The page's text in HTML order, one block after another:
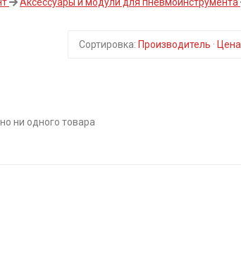
Сортировка: Производитель · Цена
ни одного товара